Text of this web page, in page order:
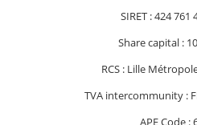
SIRET : 424 761
Share capital :
RCS : Lille
TVA intercommunity :
APE Code :